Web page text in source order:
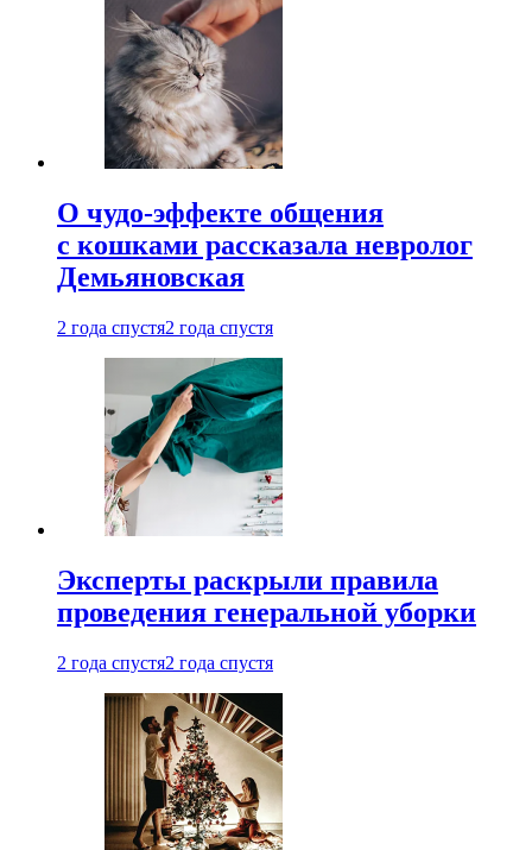
О чудо-эффекте общения
с кошками рассказала невролог
Демьяновская
2 года спустя2 года спустя
Эксперты раскрыли правила
проведения генеральной уборки
2 года спустя2 года спустя